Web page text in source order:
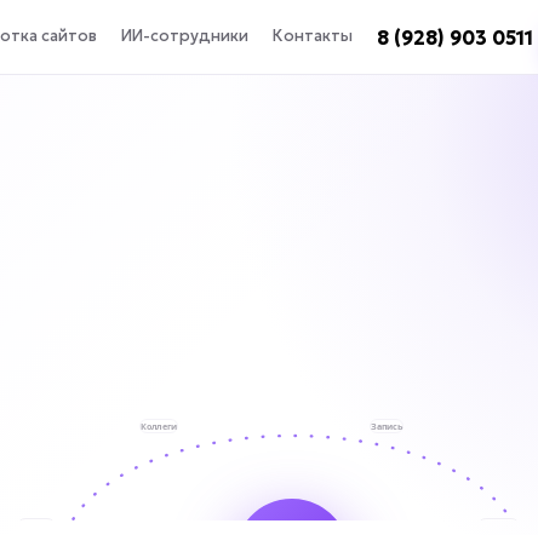
сайтов ИИ-сотрудники Контакты 8 (928) 903 0511